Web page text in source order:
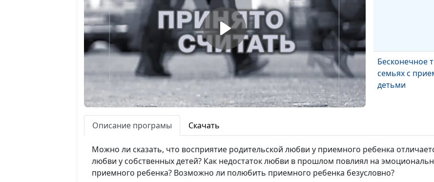
Бесконечное
семьях с
детьми
Установление
для
Описание програмы Скачать
Можно ли сказать, что восприятие родительской любви у приемного ребенка
любви у собственных детей? Как недостаток любви в прошлом повлиял на
приемного ребенка? Возможно ли полюбить приемного ребенка безусловно?